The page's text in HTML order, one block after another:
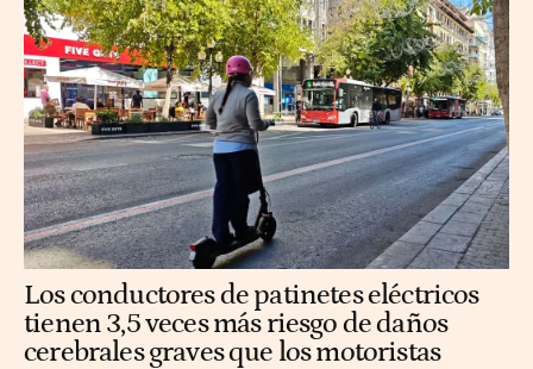
Los conductores de patinetes eléctricos
tienen 3,5 veces más riesgo de daños
cerebrales graves que los motoristas